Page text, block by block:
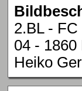
2.BL -
04 - 1860
Heiko